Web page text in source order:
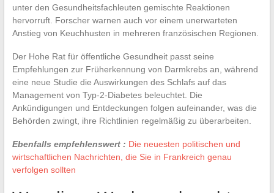
unter den Gesundheitsfachleuten gemischte Reaktionen
hervorruft. Forscher warnen auch vor einem unerwarteten
Anstieg von Keuchhusten in mehreren französischen Regionen.
Der Hohe Rat für öffentliche Gesundheit passt seine
Empfehlungen zur Früherkennung von Darmkrebs an, während
eine neue Studie die Auswirkungen des Schlafs auf das
Management von Typ-2-Diabetes beleuchtet. Die
Ankündigungen und Entdeckungen folgen aufeinander, was die
Behörden zwingt, ihre Richtlinien regelmäßig zu überarbeiten.
Ebenfalls empfehlenswert : Die neuesten politischen und
wirtschaftlichen Nachrichten, die Sie in Frankreich genau
verfolgen sollten